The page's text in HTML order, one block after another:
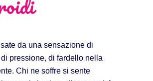
da una sensazione di
pressione, di fardello nella
Chi ne soffre si sente